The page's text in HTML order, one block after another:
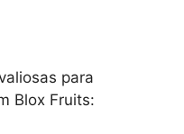
para
Blox Fruits: